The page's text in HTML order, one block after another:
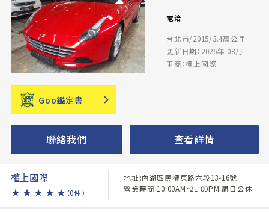
電洽
台北市/2015/3.4萬公里
更新日期：2026年 08月
車商：權上國際
Goo鑑定書
聯絡我們 查看詳情
權上國際
★ ★ ★ ★ ★ （0件）
地址:內湖區民權東路六段13-16號
營業時間:10:00AM~21:00PM 周日公休